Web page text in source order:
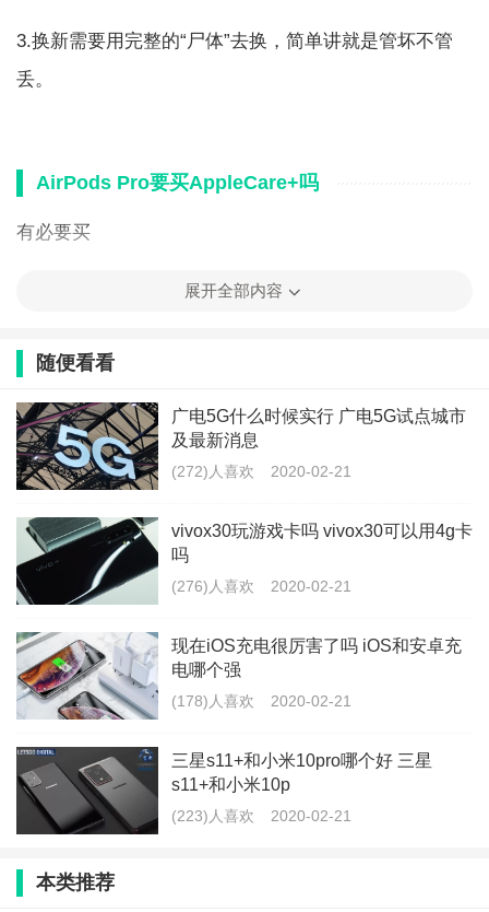
3.换新需要用完整的“尸体”去换，简单讲就是管坏不管
丢。
AirPods Pro要买AppleCare+吗
有必要买
1、因为pro在手机上是看不到电池损耗的，所以80%还
是否需更换。
2、耳塞套属于消耗品，不保。
3、意外的话特意问了故意损坏想换新岂不是bug，工程
疚。
AirPods更新周期远比其他Apple 产品长，iPhone、
iPad、MacBook基本是年年上新，而Pro2可能要两年三
年以后，这样来看，两年后换一个也太值了！
60天内买AC+。带着购物凭证和设备，没有凭证可以拿
着设备查序列号。如果是在第三方购买的设备，要检测
展开全部内容
随便看看
广电5G什么时候实行 广电5G试点城市
及最新消息
(272)人喜欢 2020-02-21
vivox30玩游戏卡吗 vivox30可以用4g卡
吗
(276)人喜欢 2020-02-21
现在iOS充电很厉害了吗 iOS和安卓充
电哪个强
(178)人喜欢 2020-02-21
三星s11+和小米10pro哪个好 三星
s11+和小米10p
(223)人喜欢 2020-02-21
本类推荐